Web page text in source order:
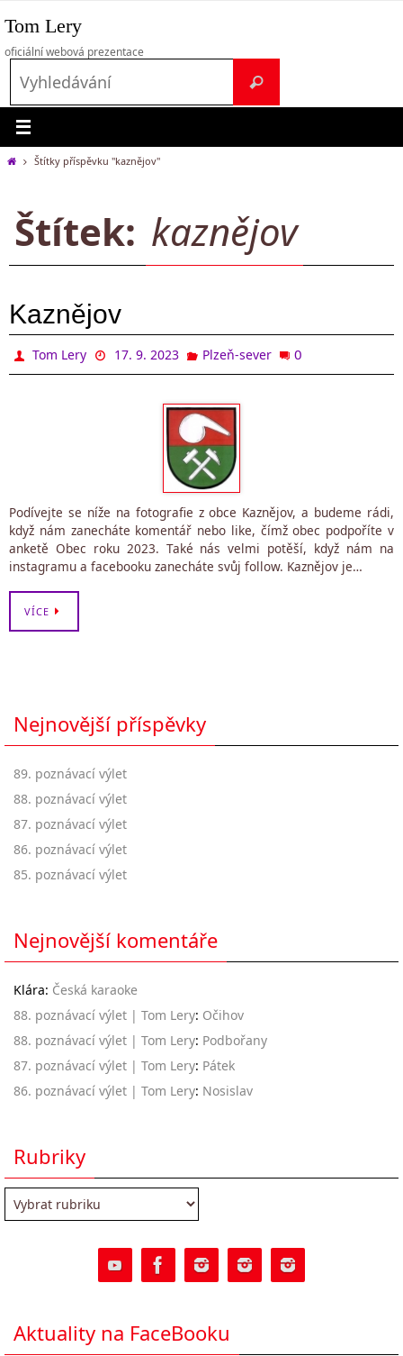
na
obsah
Tom Lery
oficiální webová prezentace
Vyhledávání
HomeŠtítky příspěvku "kaznějov"
Štítek: kaznějov
Kaznějov
Tom Lery 17. 9. 2023 Plzeň-sever 0
Podívejte se níže na fotografie z obce Kaznějov, a budeme rádi,
když nám zanecháte komentář nebo like, čímž obec podpoříte v
anketě Obec roku 2023. Také nás velmi potěší, když nám na
instagramu a facebooku zanecháte svůj follow. Kaznějov je…
VÍCE
Nejnovější příspěvky
89. poznávací výlet
88. poznávací výlet
87. poznávací výlet
86. poznávací výlet
85. poznávací výlet
Nejnovější komentáře
Klára: Česká karaoke
88. poznávací výlet | Tom Lery: Očihov
88. poznávací výlet | Tom Lery: Podbořany
87. poznávací výlet | Tom Lery: Pátek
86. poznávací výlet | Tom Lery: Nosislav
Rubriky
Rubriky
Aktuality na FaceBooku